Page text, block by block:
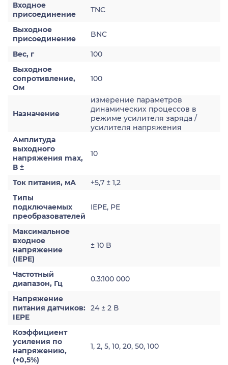
Входное
присоединение
TNC
Выходное
присоединение
BNC
Вес, г
100
Выходное
сопротивление,
Ом
100
Назначение
измерение параметров
динамических процессов в
режиме усилителя заряда /
усилителя напряжения
Амплитуда
выходного
напряжения max,
В ±
10
Ток питания, мА
+5,7 ± 1,2
Типы
подключаемых
преобразователей
IEPE, PE
Максимальное
входное
напряжение
(IEPE)
± 10 B
Частотный
диапазон, Гц
0.3:100 000
Напряжение
питания датчиков:
IEPE
24 ± 2 В
Коэффициент
усиления по
напряжению,
(+0,5%)
1, 2, 5, 10, 20, 50, 100